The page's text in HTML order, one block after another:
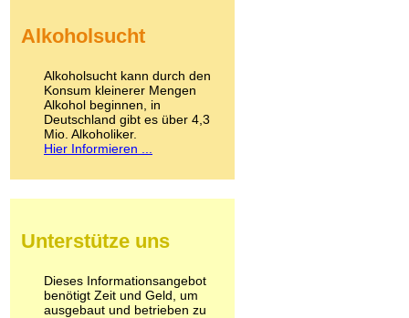
Kokain
LSD
Marihuana
Medikamente
Meskalin
Metamphetamin
Methadon
Pilze
Psychopharmaka
Schlafmittel
Schmerzmittel
Alkoholsucht
Alkoholsucht kann durch den
Konsum kleinerer Mengen
Alkohol beginnen, in
Deutschland gibt es über 4,3
Mio. Alkoholiker.
Hier Informieren ...
Unterstütze uns
Dieses Informationsangebot
benötigt Zeit und Geld, um
ausgebaut und betrieben zu